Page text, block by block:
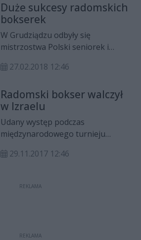
klubów.
Duże sukcesy radomskich
bokserek
W Grudziądzu odbyły się
mistrzostwa Polski seniorek i
radomskich klubów przywiozły z
27.02.2018 12:46
Radomski bokser walczył
w Izraelu
Udany występ podczas
międzynarodowego turnieju
BKS Radomiaka Radom, Paweł
29.11.2017 12:46
REKLAMA
REKLAMA